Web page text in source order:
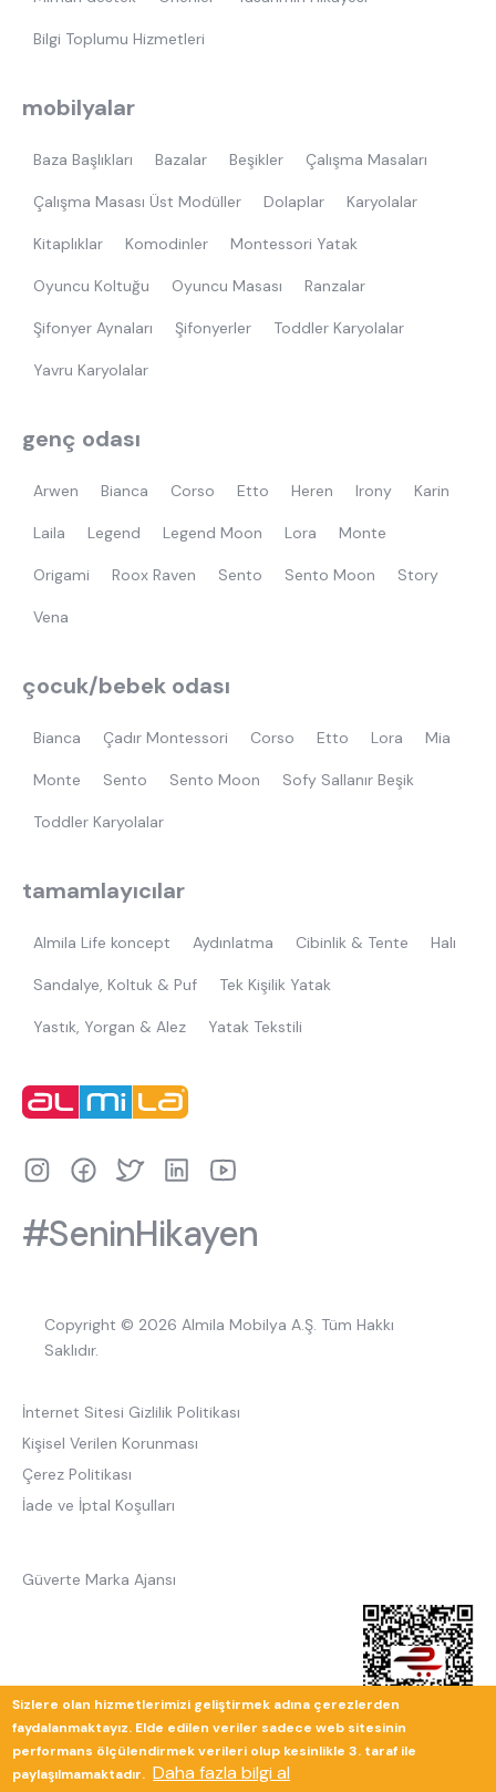
Bilgi Toplumu Hizmetleri
mobilyalar
Baza Başlıkları Bazalar Beşikler Çalışma Masaları
Çalışma Masası Üst Modüller Dolaplar Karyolalar
Kitaplıklar Komodinler Montessori Yatak
Oyuncu Koltuğu Oyuncu Masası Ranzalar
Şifonyer Aynaları Şifonyerler Toddler Karyolalar
Yavru Karyolalar
genç odası
Arwen Bianca Corso Etto Heren Irony Karin
Laila Legend Legend Moon Lora Monte
Origami Roox Raven Sento Sento Moon Story
Vena
çocuk/bebek odası
Bianca Çadır Montessori Corso Etto Lora Mia
Monte Sento Sento Moon Sofy Sallanır Beşik
Toddler Karyolalar
tamamlayıcılar
Almila Life koncept Aydınlatma Cibinlik & Tente Halı
Sandalye, Koltuk & Puf Tek Kişilik Yatak
Yastık, Yorgan & Alez Yatak Tekstili
#SeninHikayen
Copyright © 2026 Almila Mobilya A.Ş. Tüm Hakkı
Saklıdır.
İnternet Sitesi Gizlilik Politikası
Kişisel Verilen Korunması
Çerez Politikası
İade ve İptal Koşulları
Güverte Marka Ajansı
Sizlere olan hizmetlerimizi geliştirmek adına çerezlerden
faydalanmaktayız. Elde edilen veriler sadece web sitesinin
performans ölçülendirmek verileri olup kesinlikle 3. taraf ile
paylaşılmamaktadır. Daha fazla bilgi al